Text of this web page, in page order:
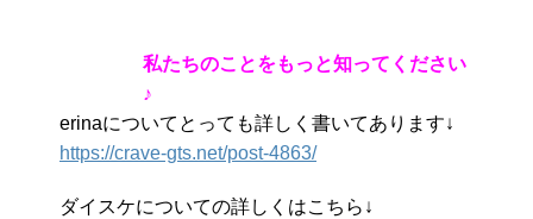
私たちのことをもっと知ってください
♪
erinaについてとっても詳しく書いてあります↓
https://crave-gts.net/post-4863/
ダイスケについての詳しくはこちら↓